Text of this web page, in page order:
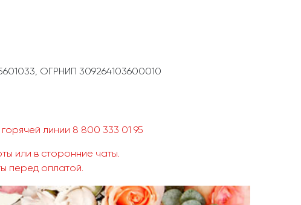
ОГРНИП 309264103600010
линии 8 800 333 01 95
или в сторонние чаты.
перед оплатой.